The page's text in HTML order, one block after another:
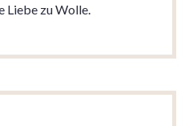
Liebe zu Wolle.